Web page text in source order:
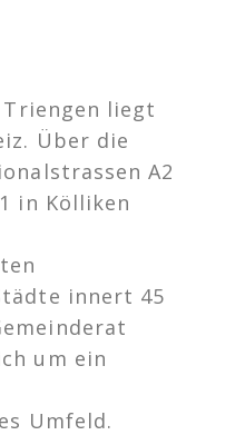
Triengen liegt
Über die
A2
in Kölliken
innert 45
um ein
Umfeld.